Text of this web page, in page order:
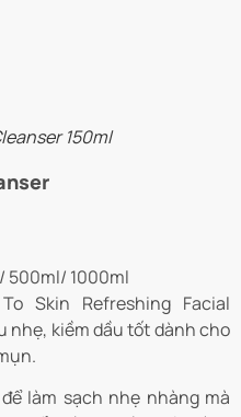
150ml
500ml/ 1000ml
Skin Refreshing Facial
nhẹ, kiềm dầu tốt dành cho
làm sạch nhẹ nhàng mà